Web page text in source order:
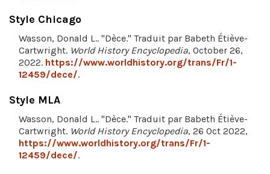
Style Chicago
Wasson, Donald L.. "Dèce." Traduit par Babeth Étiève-
Cartwright. World History Encyclopedia, October 26,
2022. https://www.worldhistory.org/trans/Fr/1-
12459/dece/.
Style MLA
Wasson, Donald L.. "Dèce." Traduit par Babeth Étiève-
Cartwright. World History Encyclopedia, 26 Oct 2022,
https://www.worldhistory.org/trans/Fr/1-
12459/dece/.